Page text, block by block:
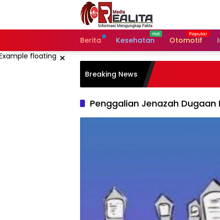
Berita Kesehatan Otomotif
×
Breaking News
Penggalian Jenazah